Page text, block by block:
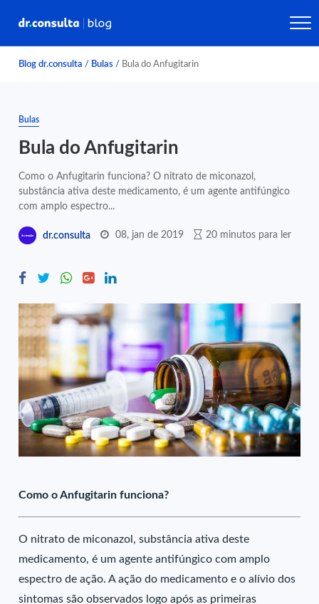
Blog dr.consulta / Bulas / Bula do Anfugitarin
Bulas
Bula do Anfugitarin
Como o Anfugitarin funciona? O nitrato de miconazol,
substância ativa deste medicamento, é um agente antifúngico
com amplo espectro...
dr.consulta 08, jan de 2019 20 minutos para ler
Como o Anfugitarin funciona?
O nitrato de miconazol, substância ativa deste
medicamento, é um agente antifúngico com amplo
espectro de ação. A ação do medicamento e o alívio dos
sintomas são observados logo após as primeiras